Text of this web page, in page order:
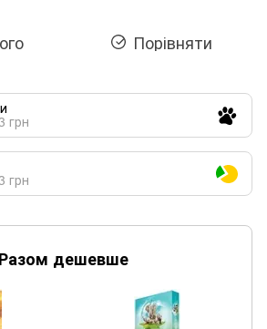
Порівняти
грн
грн
Разом дешевше